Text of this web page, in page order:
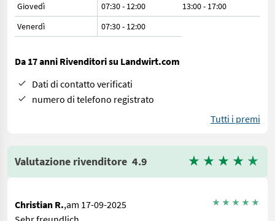
Giovedì
07:30 - 12:00
13:00 - 17:00
Venerdì
07:30- 12:00
Da 17 anni Rivenditori su Landwirt.com
Dati di contatto verificati
numero di telefono registrato
Tutti i premi
Valutazione rivenditore 4.9
Christian R.,am 17-09-2025